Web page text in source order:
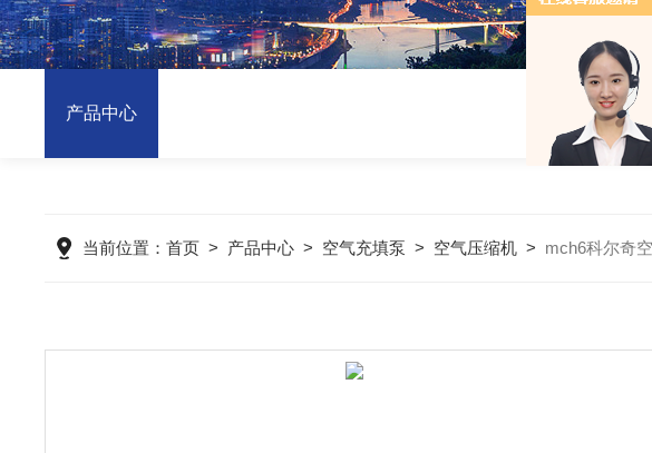
产品中心
当前位置：首页 > 产品中心 > 空气充填泵 > 空气压缩机 > mch6科尔奇